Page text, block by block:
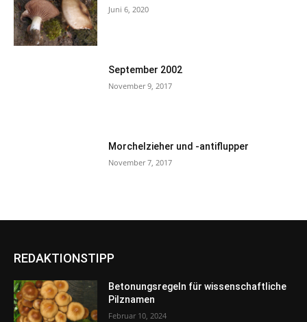
Juni 6, 2020
September 2002
November 9, 2017
Morchelzieher und -antiflupper
November 7, 2017
REDAKTIONSTIPP
Betonungsregeln für wissenschaftliche
Pilznamen
Februar 10, 2024